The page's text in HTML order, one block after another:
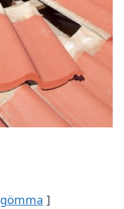
gömma